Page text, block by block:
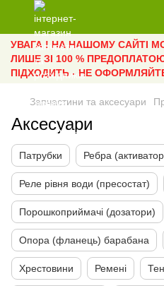
УВАГА ! НА НАШОМУ САЙТІ
ЛИШЕ ЗІ 100 %
ПІДХОДИТЬ - НЕ
Запчастини та аксесуари
Аксесуари
Патрубки Ребра
Реле рівня води (пресостат)
Порошкоприймачі (дозатори)
Опора (фланець) барабана
Хрестовини Ремені